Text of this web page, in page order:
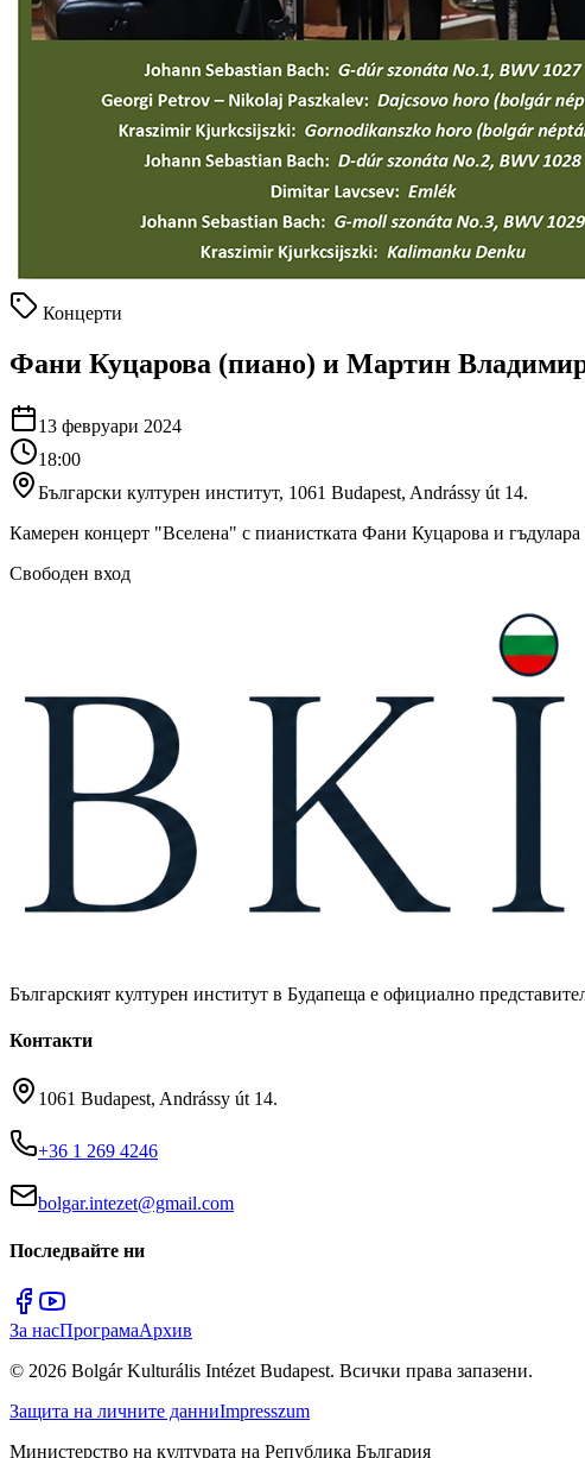
Концерти
Фани Куцарова (пиано) и Мартин
13 февруари 2024
18:00
Български културен институт, 1061 Budapest, Andrássy út 14.
Камерен концерт "Вселена" с пианистката Фани Куцарова и
Свободен вход
Българският културен институт в Будапеща е официално
Контакти
1061 Budapest, Andrássy út 14.
+36 1 269 4246
bolgar.intezet@gmail.com
Последвайте ни
За насПрограмаАрхив
© 2026 Bolgár Kulturális Intézet Budapest. Всички права запазени.
Защита на личните данниImpresszum
Министерство на културата на Република България